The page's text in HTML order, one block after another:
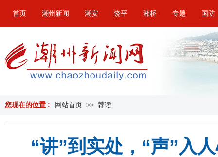
首页 潮州新闻 潮安 饶平 湘桥 专题 国防
您现在的位置 : 网站首页 >> 荐读
“讲”到实处，“声”入